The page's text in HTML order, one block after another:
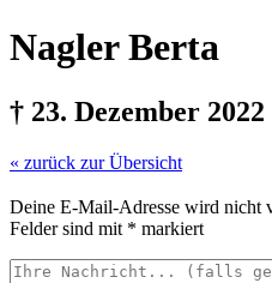
NaglerBerta
† 23. Dezember 2022
« zurück zur Übersicht
Deine E-Mail-Adresse wird nicht
Felder sind mit * markiert